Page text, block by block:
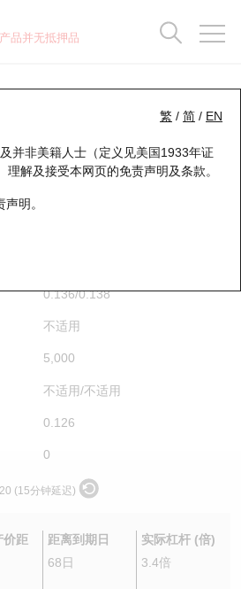
品并无抵押品
繁 / 简 / EN
并非美籍人士（定义见美国1933年证
理解及接受本网页的免责声明及条款。
明。
0883 中国海洋石油
0.136/0.138
不适用
5,000
不适用/不适用
0.126
0
(15分钟延迟)
价距
距离到期日
68日
实际杠杆 (倍)
3.4倍